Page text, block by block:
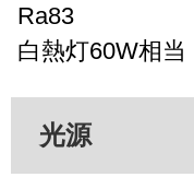
Ra83
白熱灯60W相当
光源